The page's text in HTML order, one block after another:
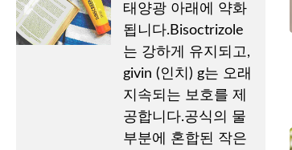
태양광 아래에 약화
됩니다.Bisoctrizole
는 강하게 유지되고,
givin (인치) g는 오래
지속되는 보호를 제
공합니다.공식의 물
부분에 혼합된 작은